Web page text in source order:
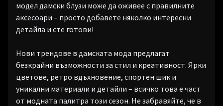
модел дамски блузи може да оживее с правилните
аксесоари – просто добавете няколко интересни
детайла и сте готови!
Нови трендове в дамската мода предлагат
безкрайни възможности за стил и креативност. Ярки
цветове, ретро вдъхновение, спортен шик и
уникални материали и детайли – всичко това е част
от модната палитра този сезон. Не забравяйте, че в